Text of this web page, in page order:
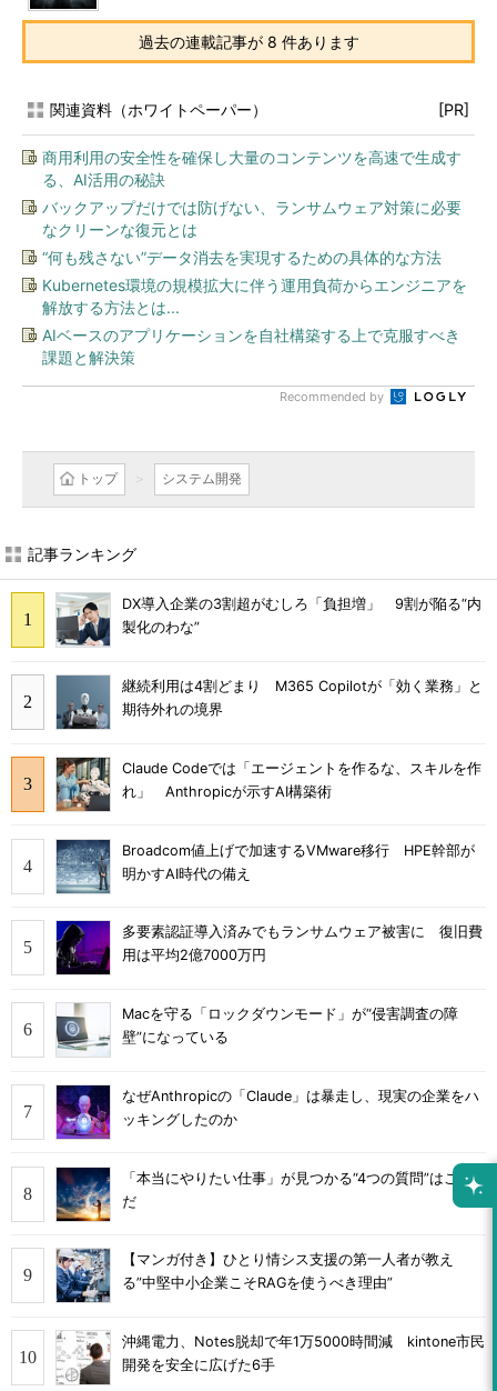
過去の連載記事が 8 件あります
関連資料（ホワイトペーパー） [PR]
商用利用の安全性を確保し大量のコンテンツを高速で生成す
る、AI活用の秘訣
バックアップだけでは防げない、ランサムウェア対策に必要
なクリーンな復元とは
“何も残さない”データ消去を実現するための具体的な方法
Kubernetes環境の規模拡大に伴う運用負荷からエンジニアを
解放する方法とは...
AIベースのアプリケーションを自社構築する上で克服すべき
課題と解決策
Recommended by
トップ システム開発
記事ランキング
DX導入企業の3割超がむしろ「負担増」 9割が陥る“内
製化のわな”
継続利用は4割どまり M365 Copilotが「効く業務」と
期待外れの境界
Claude Codeでは「エージェントを作るな、スキルを作
れ」 Anthropicが示すAI構築術
Broadcom値上げで加速するVMware移行 HPE幹部が
明かすAI時代の備え
多要素認証導入済みでもランサムウェア被害に 復旧費
用は平均2億7000万円
Macを守る「ロックダウンモード」が“侵害調査の障
壁”になっている
なぜAnthropicの「Claude」は暴走し、現実の企業をハ
ッキングしたのか
「本当にやりたい仕事」が見つかる“4つの質問”はこれ
だ
【マンガ付き】ひとり情シス支援の第一人者が教え
る”中堅中小企業こそRAGを使うべき理由”
沖縄電力、Notes脱却で年1万5000時間減 kintone市民
開発を安全に広げた6手